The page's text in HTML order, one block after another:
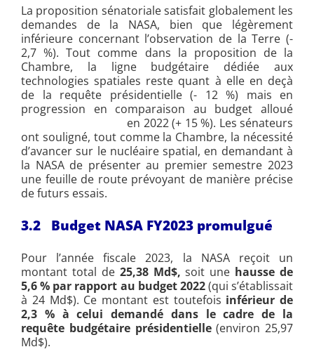
La proposition sénatoriale satisfait globalement les
demandes de la NASA, bien que légèrement
inférieure concernant l’observation de la Terre (-
2,7 %). Tout comme dans la proposition de la
Chambre, la ligne budgétaire dédiée aux
technologies spatiales reste quant à elle en deçà
de la requête présidentielle (- 12 %) mais en
progression en comparaison au budget alloué
en 2022 (+ 15 %). Les sénateurs
ont souligné, tout comme la Chambre, la nécessité
d’avancer sur le nucléaire spatial, en demandant à
la NASA de présenter au premier semestre 2023
une feuille de route prévoyant de manière précise
de futurs essais.
3.2 Budget NASA FY2023 promulgué
Pour l’année fiscale 2023, la NASA reçoit un
montant total de 25,38 Md$, soit une hausse de
5,6 % par rapport au budget 2022(qui s’établissait
à 24 Md$). Ce montant est toutefois inférieur de
2,3 % à celui demandé dans le cadre de la
requête budgétaire présidentielle(environ 25,97
Md$).